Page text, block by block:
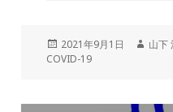
投
稿
2021年9月1日
作
山下
COVID-19